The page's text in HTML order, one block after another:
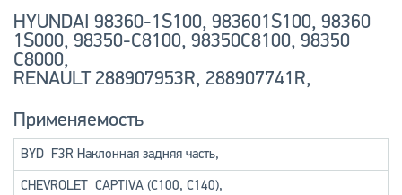
HYUNDAI 98360-1S100, 983601S100, 98360
1S000, 98350-C8100, 98350C8100, 98350
C8000,
RENAULT 288907953R, 288907741R,
Применяемость
BYD F3R Наклонная задняя часть,
CHEVROLET CAPTIVA (C100, C140),